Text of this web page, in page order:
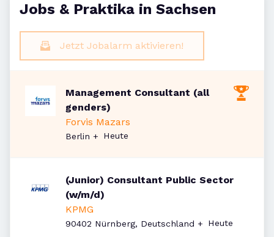
Jobs & Praktika in Sachsen
Jetzt Jobalarm aktivieren!
Management Consultant (all
genders)
Forvis Mazars
Berlin + Veröffentlicht
Heute
(Junior) Consultant Public Sector
(w/m/d)
KPMG
90402 Nürnberg, Deutschland + Veröffentlicht
Heute